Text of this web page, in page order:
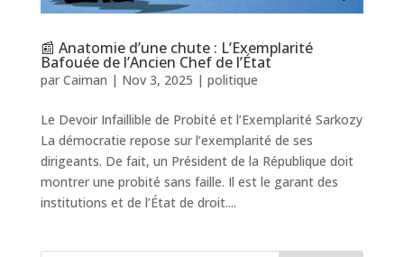
📰 Anatomie d’une chute : L’Exemplarité
Bafouée de l’Ancien Chef de l’État
par Caiman | Nov 3, 2025 | politique
Le Devoir Infaillible de Probité et l’Exemplarité Sarkozy
La démocratie repose sur l’exemplarité de ses
dirigeants. De fait, un Président de la République doit
montrer une probité sans faille. Il est le garant des
institutions et de l’État de droit....